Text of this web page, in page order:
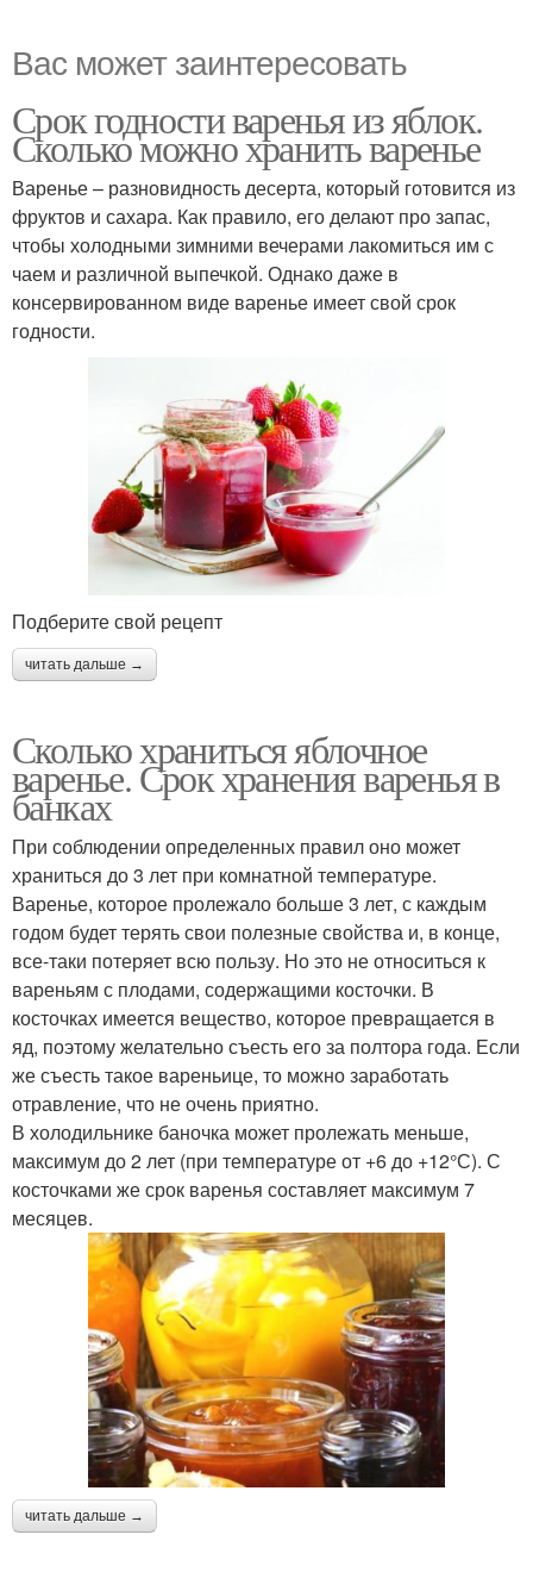
Вас может заинтересовать
Срок годности варенья из яблок.
Сколько можно хранить варенье
Варенье – разновидность десерта, который готовится из
фруктов и сахара. Как правило, его делают про запас,
чтобы холодными зимними вечерами лакомиться им с
чаем и различной выпечкой. Однако даже в
консервированном виде варенье имеет свой срок
годности.
Подберите свой рецепт
читать дальше →
Сколько храниться яблочное
варенье. Срок хранения варенья в
банках
При соблюдении определенных правил оно может
храниться до 3 лет при комнатной температуре.
Варенье, которое пролежало больше 3 лет, с каждым
годом будет терять свои полезные свойства и, в конце,
все-таки потеряет всю пользу. Но это не относиться к
вареньям с плодами, содержащими косточки. В
косточках имеется вещество, которое превращается в
яд, поэтому желательно съесть его за полтора года. Если
же съесть такое вареньице, то можно заработать
отравление, что не очень приятно.
В холодильнике баночка может пролежать меньше,
максимум до 2 лет (при температуре от +6 до +12°С). С
косточками же срок варенья составляет максимум 7
месяцев.
читать дальше →